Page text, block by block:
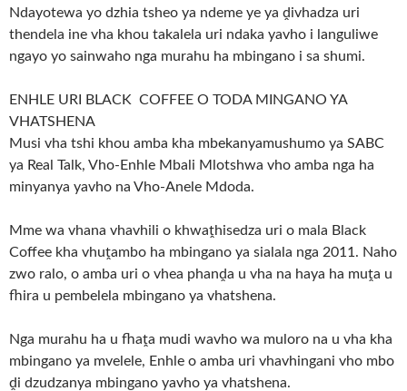
Ndayotewa yo dzhia tsheo ya ndeme ye ya ḓivhadza uri
thendela ine vha khou takalela uri ndaka yavho i languliwe
ngayo yo sainwaho nga murahu ha mbingano i sa shumi.
ENHLE URI BLACK COFFEE O TODA MINGANO YA
VHATSHENA
Musi vha tshi khou amba kha mbekanyamushumo ya SABC
ya Real Talk, Vho-Enhle Mbali Mlotshwa vho amba nga ha
minyanya yavho na Vho-Anele Mdoda.
Mme wa vhana vhavhili o khwaṱhisedza uri o mala Black
Coffee kha vhuṱambo ha mbingano ya sialala nga 2011. Naho
zwo ralo, o amba uri o vhea phanḓa u vha na haya ha muṱa u
fhira u pembelela mbingano ya vhatshena.
Nga murahu ha u fhaṱa mudi wavho wa muloro na u vha kha
mbingano ya mvelele, Enhle o amba uri vhavhingani vho mbo
ḓi dzudzanya mbingano yavho ya vhatshena.